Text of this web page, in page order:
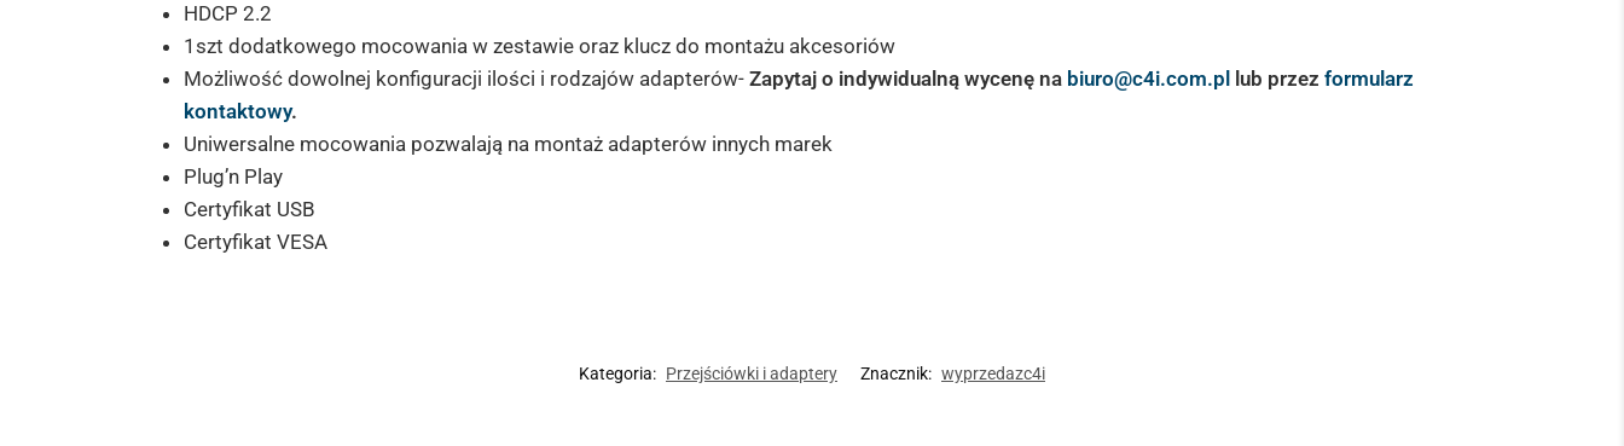
HDCP 2.2
1szt dodatkowego mocowania w zestawie oraz klucz do montażu akcesoriów
Możliwość dowolnej konfiguracji ilości i rodzajów adapterów- Zapytaj o indywidualną wycenę na biuro@c4i.com.pl lub przez formularz
kontaktowy.
Uniwersalne mocowania pozwalają na montaż adapterów innych marek
Plug’n Play
Certyfikat USB
Certyfikat VESA
Kategoria: Przejściówki i adaptery Znacznik: wyprzedazc4i